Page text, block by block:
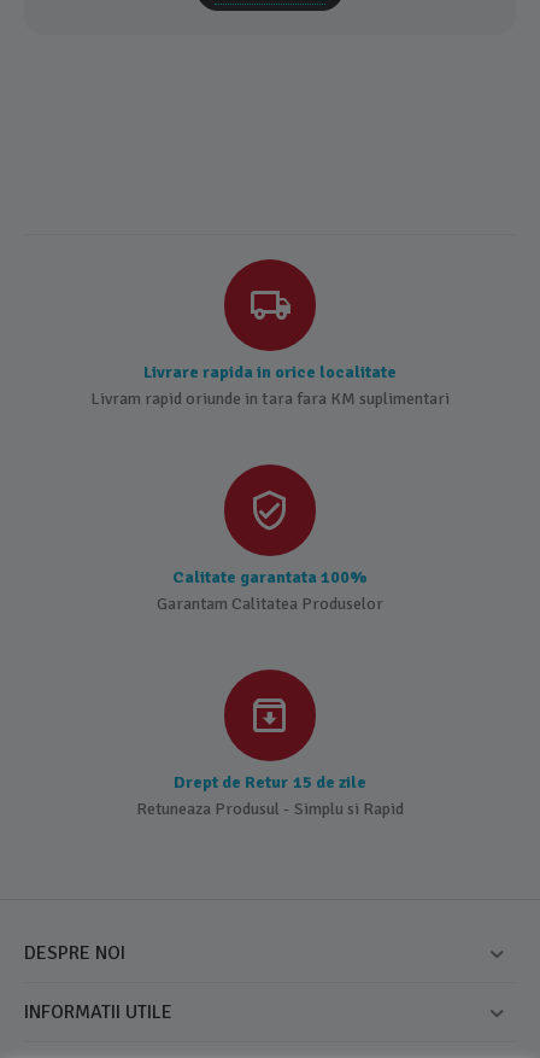
Livrare rapida in orice localitate
Livram rapid oriunde in tara fara KM suplimentari
Calitate garantata 100%
Garantam Calitatea Produselor
Drept de Retur 15 de zile
Retuneaza Produsul - Simplu si Rapid
DESPRE NOI
INFORMATII UTILE